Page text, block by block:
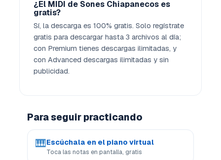
¿El MIDI de Sones Chiapanecos es
gratis?
Sí, la descarga es 100% gratis. Solo regístrate
gratis para descargar hasta 3 archivos al día;
con Premium tienes descargas ilimitadas, y
con Advanced descargas ilimitadas y sin
publicidad.
Para seguir practicando
🎹Escúchala en el piano virtual
Toca las notas en pantalla, gratis